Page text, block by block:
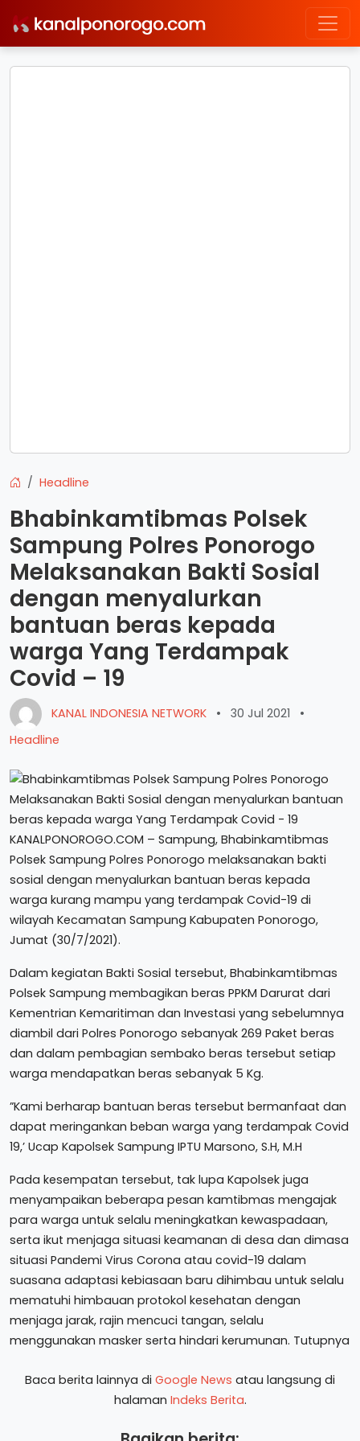
Headline
Bhabinkamtibmas Polsek
Sampung Polres Ponorogo
Melaksanakan Bakti Sosial
dengan menyalurkan
bantuan beras kepada
warga Yang Terdampak
Covid – 19
KANAL INDONESIA NETWORK • 30 Jul 2021
•
Headline
KANALPONOROGO.COM – Sampung, Bhabinkamtibmas
Polsek Sampung Polres Ponorogo melaksanakan bakti
sosial dengan menyalurkan bantuan beras kepada
warga kurang mampu yang terdampak Covid-19 di
wilayah Kecamatan Sampung Kabupaten Ponorogo,
Jumat (30/7/2021).
Dalam kegiatan Bakti Sosial tersebut, Bhabinkamtibmas
Polsek Sampung membagikan beras PPKM Darurat dari
Kementrian Kemaritiman dan Investasi yang sebelumnya
diambil dari Polres Ponorogo sebanyak 269 Paket beras
dan dalam pembagian sembako beras tersebut setiap
warga mendapatkan beras sebanyak 5 Kg.
”Kami berharap bantuan beras tersebut bermanfaat dan
dapat meringankan beban warga yang terdampak Covid
19,’ Ucap Kapolsek Sampung IPTU Marsono, S.H, M.H
Pada kesempatan tersebut, tak lupa Kapolsek juga
menyampaikan beberapa pesan kamtibmas mengajak
para warga untuk selalu meningkatkan kewaspadaan,
serta ikut menjaga situasi keamanan di desa dan dimasa
situasi Pandemi Virus Corona atau covid-19 dalam
suasana adaptasi kebiasaan baru dihimbau untuk selalu
mematuhi himbauan protokol kesehatan dengan
menjaga jarak, rajin mencuci tangan, selalu
menggunakan masker serta hindari kerumunan. Tutupnya
Baca berita lainnya di Google News atau langsung di
halaman Indeks Berita.